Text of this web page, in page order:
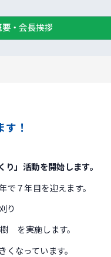
要・会長挨拶
！
」活動を開始します。
で７年目を迎えます。
り
を実施します。
なっています。